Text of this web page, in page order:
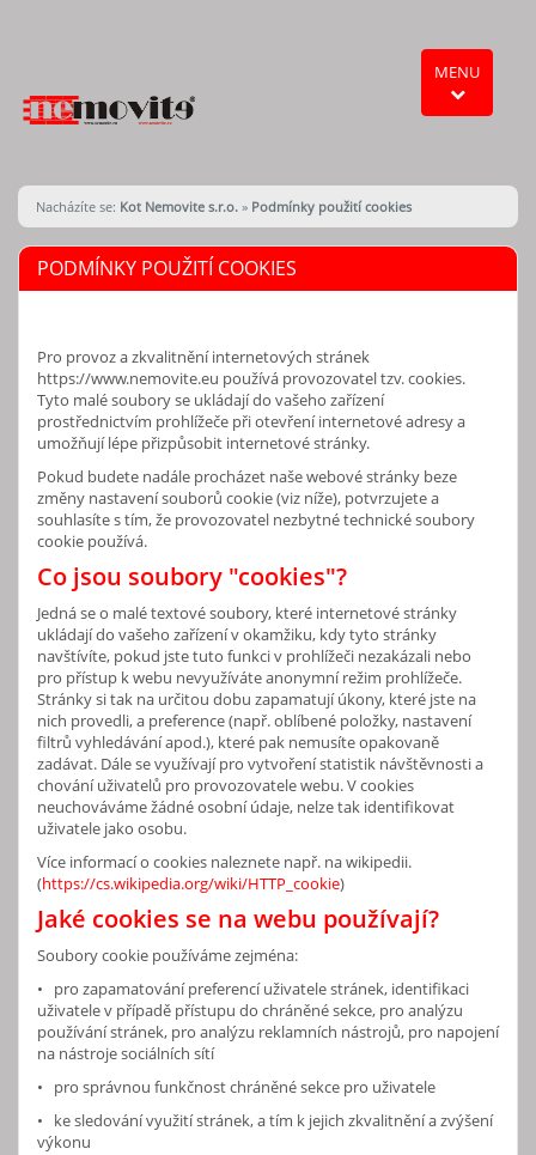
MENU
Nacházíte se: Kot Nemovite s.r.o. » Podmínky použití cookies
PODMÍNKY POUŽITÍ COOKIES
Pro provoz a zkvalitnění internetových stránek
https://www.nemovite.eu používá provozovatel tzv. cookies.
Tyto malé soubory se ukládají do vašeho zařízení
prostřednictvím prohlížeče při otevření internetové adresy a
umožňují lépe přizpůsobit internetové stránky.
Pokud budete nadále procházet naše webové stránky beze
změny nastavení souborů cookie (viz níže), potvrzujete a
souhlasíte s tím, že provozovatel nezbytné technické soubory
cookie používá.
Co jsou soubory "cookies"?
Jedná se o malé textové soubory, které internetové stránky
ukládají do vašeho zařízení v okamžiku, kdy tyto stránky
navštívíte, pokud jste tuto funkci v prohlížeči nezakázali nebo
pro přístup k webu nevyužíváte anonymní režim prohlížeče.
Stránky si tak na určitou dobu zapamatují úkony, které jste na
nich provedli, a preference (např. oblíbené položky, nastavení
filtrů vyhledávání apod.), které pak nemusíte opakovaně
zadávat. Dále se využívají pro vytvoření statistik návštěvnosti a
chování uživatelů pro provozovatele webu. V cookies
neuchováváme žádné osobní údaje, nelze tak identifikovat
uživatele jako osobu.
Více informací o cookies naleznete např. na wikipedii.
(https://cs.wikipedia.org/wiki/HTTP_cookie)
Jaké cookies se na webu používají?
Soubory cookie používáme zejména:
• pro zapamatování preferencí uživatele stránek, identifikaci
uživatele v případě přístupu do chráněné sekce, pro analýzu
používání stránek, pro analýzu reklamních nástrojů, pro napojení
na nástroje sociálních sítí
• pro správnou funkčnost chráněné sekce pro uživatele
• ke sledování využití stránek, a tím k jejich zkvalitnění a zvýšení
výkonu